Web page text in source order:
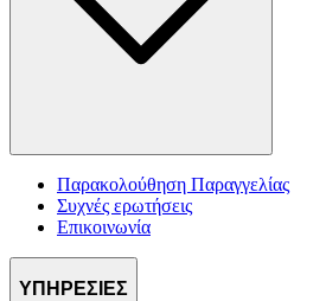
Παρακολούθηση Παραγγελίας
Συχνές ερωτήσεις
Επικοινωνία
ΥΠΗΡΕΣΙΕΣ